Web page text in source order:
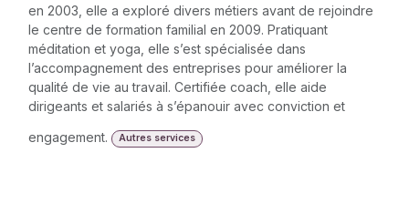
en 2003, elle a exploré divers métiers avant de rejoindre
le centre de formation familial en 2009. Pratiquant
méditation et yoga, elle s’est spécialisée dans
l’accompagnement des entreprises pour améliorer la
qualité de vie au travail. Certifiée coach, elle aide
dirigeants et salariés à s’épanouir avec conviction et
engagement.
Autres services